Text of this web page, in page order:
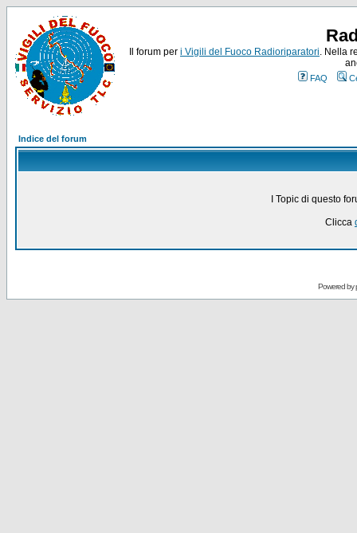
Il forum per i Vigili del Fuoco Radioriparatori. Nella
FAQ
Indice del forum
I Topic di questo
Clicca
Powered by